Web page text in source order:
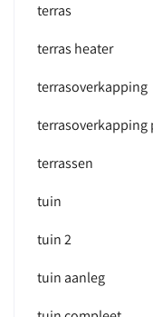
terras
terras heater
terrasoverkapping
terrasoverkapping
terrassen
tuin
tuin 2
tuin aanleg